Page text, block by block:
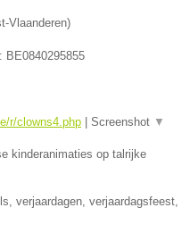
Vlaanderen)
BE0840295855
r/clowns4.php Screenshot ▼
kinderanimaties op talrijke
verjaardagen, verjaardagsfeest,